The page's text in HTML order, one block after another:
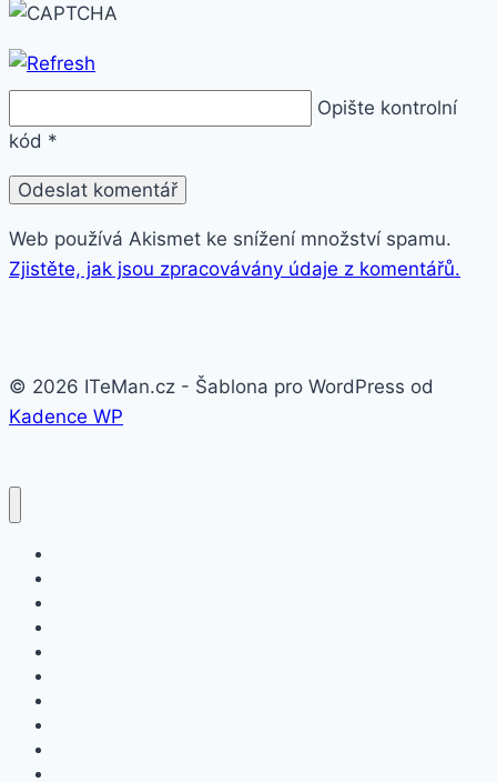
Opište kontrolní
kód *
Web používá Akismet ke snížení množství spamu.
Zjistěte, jak jsou zpracovávány údaje z komentářů.
© 2026 ITeMan.cz - Šablona pro WordPress od
Kadence WP